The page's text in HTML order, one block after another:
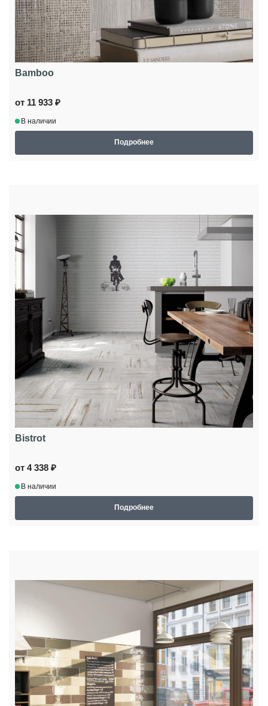
Bamboo
от 11 933 ₽
В наличии
Подробнее
Bistrot
от 4 338 ₽
В наличии
Подробнее